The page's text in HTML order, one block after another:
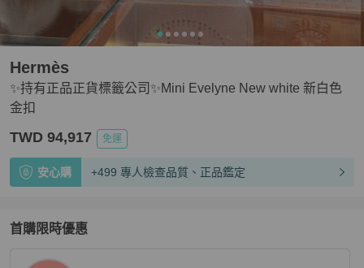
✨持有正品正貨標籤公司✨Mini Evelyne New white 新白色
金扣
Hermès
TWD 94,917 免運
安心購 +499 專人檢查品質、正品鑑定
首購限時優惠